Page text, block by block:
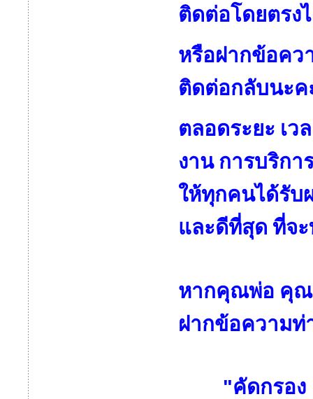
ติดต่อโดยตรงไ
หรือฝากข้อค
ติดต่อกลับนะ
ตลอดระยะ เว
งาน การบริก
ให้ทุกคนได้รับ
และดีที่สุด ที่จ
หากคุณพ่อ คุณ
ฝากข้อความท่
"คัดกรอง คั